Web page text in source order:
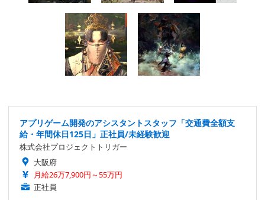
アプリゲーム開発のアシスタントスタッフ「交通費全額支
給・年間休日125日」正社員/未経験歓迎
株式会社プロジェクトトリガー
大阪府
月給26万7,900円～55万円
正社員